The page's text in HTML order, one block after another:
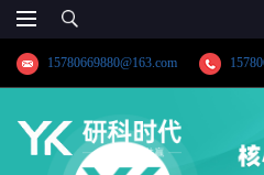
15780669880@163.com